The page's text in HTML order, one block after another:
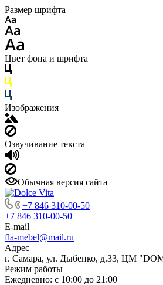
Размер шрифта
Цвет фона и шрифта
Изображения
Озвучивание текста
Обычная версия сайта
+7 846 310-00-50
+7 846 310-00-50
E-mail
fla-mebel@mail.ru
Адрес
г. Самара, ул. Дыбенко, д.33, ЦМ
Режим работы
Ежедневно: с 10:00 до 21:00